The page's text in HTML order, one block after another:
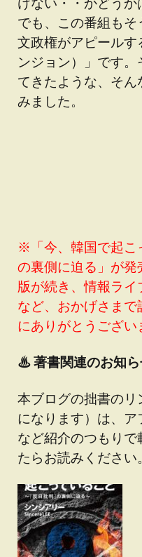
でも、この番組も
文政権がアピールす
ンジョン）」です。
てきたような、そ
みました。
※「今、韓国で起こ
の裏側に迫る」が
版が続き、情報ラ
など、おかげさま
にありがとうござ
♨著書関連のお知
本ブログの拙書のリ
になります）は、
など紹介のつもり
たらお読みください。